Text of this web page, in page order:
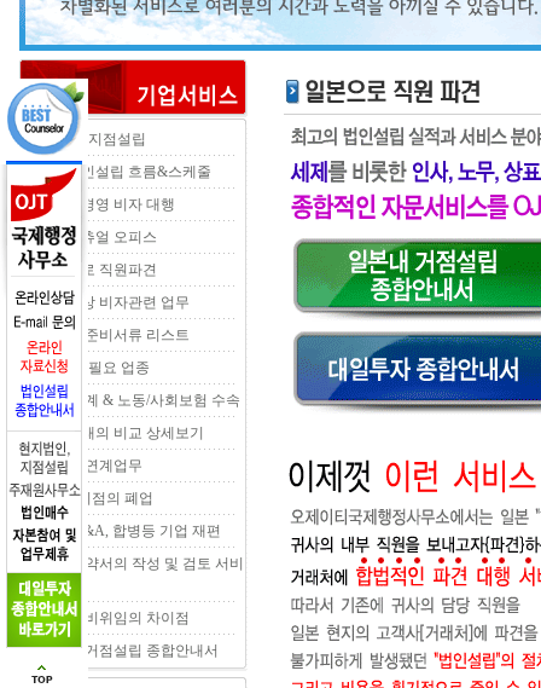
법인 및 지점설립
일본법인설립 흐름&스케줄
투자ㆍ경영 비자 대행
OJT 버츄얼 오피스
일본으로 직원파견
기업대상 비자관련 업무
입국전 준비서류 리스트
인/허가 필요 업종
세무/회계 & 노동/사회보험 수속
거점형태의 비교 상세보기
제휴처 연계업무
법인&지점의 폐업
회사 M&A, 합병등 기업 재편
각종 계약서의 작성 및 검토 서비
스
위임과 비위임의 차이점
일본내 거점설립 종합안내서